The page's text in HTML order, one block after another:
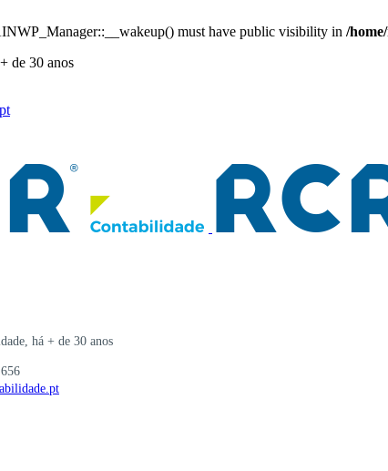
must have public visibility in /
de 30 anos
há + de 30 anos